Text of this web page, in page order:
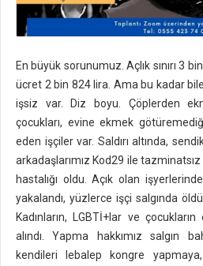
En büyük sorunumuz. Açlık sınırı 3
ücret 2 bin 824 lira. Ama bu kadar
işsiz var. Diz boyu. Çöplerden
çocukları, evine ekmek
eden işçiler var. Saldırı altında,
arkadaşlarımız Kod29 ile tazminatsız
hastalığı oldu. Açık olan
yakalandı, yüzlerce işçi salgında
Kadınların, LGBTİ+lar ve
alındı. Yapma hakkımız salgın
kendileri lebalep kongre